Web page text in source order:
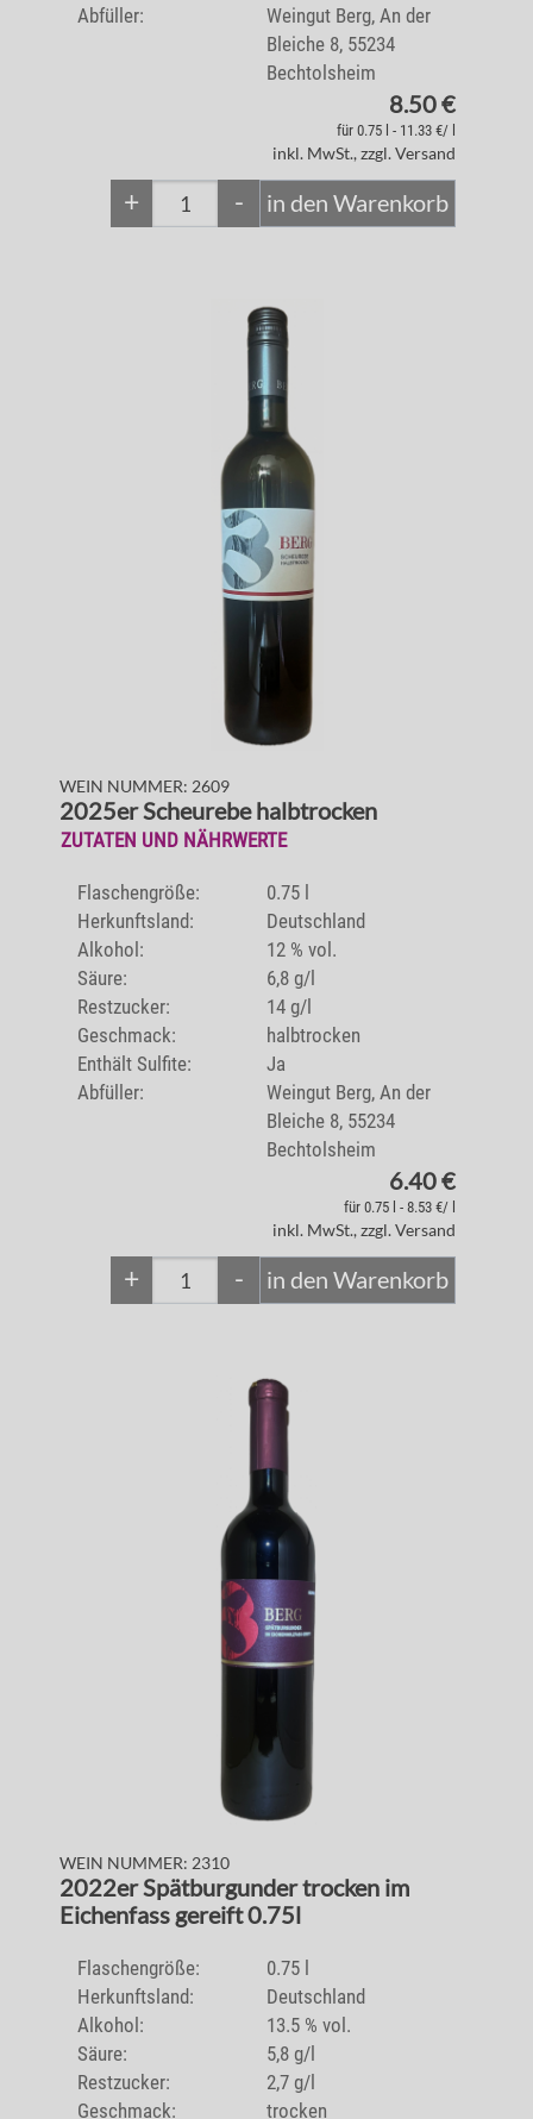
Abfüller:
Weingut Berg, An der
Bleiche 8, 55234
Bechtolsheim
8.50 €
für 0.75 l - 11.33 €/ l
inkl. MwSt., zzgl. Versand
+ - in den Warenkorb
WEIN NUMMER: 2609
2025er Scheurebe halbtrocken
ZUTATEN UND NÄHRWERTE
Flaschengröße:
0.75 l
Herkunftsland:
Deutschland
Alkohol:
12 % vol.
Säure:
6,8 g/l
Restzucker:
14 g/l
Geschmack:
halbtrocken
Enthält Sulfite:
Ja
Abfüller:
Weingut Berg, An der
Bleiche 8, 55234
Bechtolsheim
6.40 €
für 0.75 l - 8.53 €/ l
inkl. MwSt., zzgl. Versand
+ - in den Warenkorb
WEIN NUMMER: 2310
2022er Spätburgunder trocken im
Eichenfass gereift 0.75l
Flaschengröße:
0.75 l
Herkunftsland:
Deutschland
Alkohol:
13.5 % vol.
Säure:
5,8 g/l
Restzucker:
2,7 g/l
Geschmack:
trocken